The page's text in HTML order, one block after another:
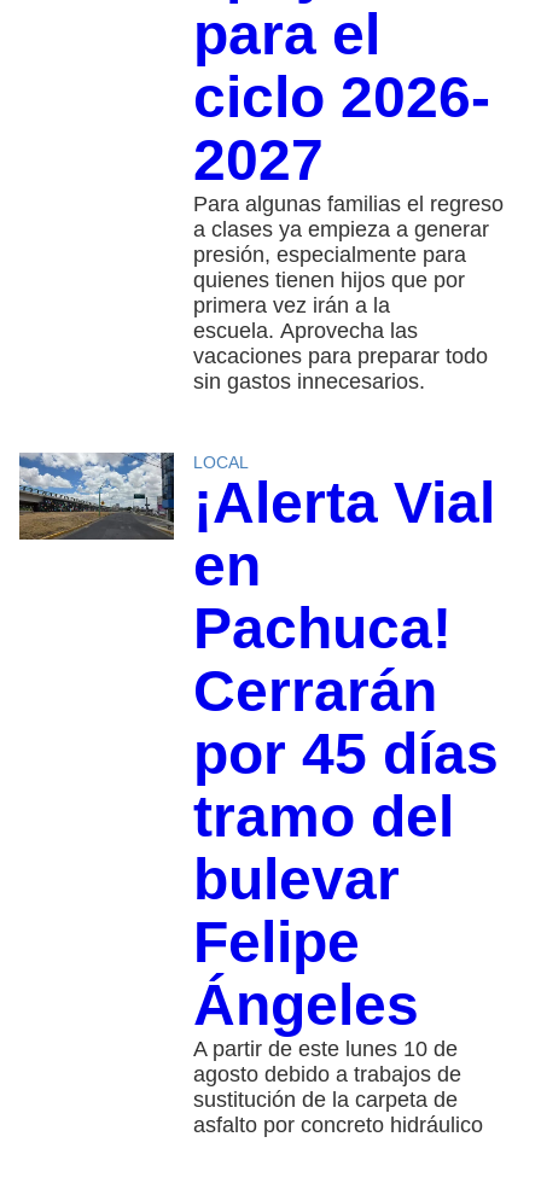
para el
ciclo 2026-
2027
Para algunas familias el regreso
a clases ya empieza a generar
presión, especialmente para
quienes tienen hijos que por
primera vez irán a la
escuela. Aprovecha las
vacaciones para preparar todo
sin gastos innecesarios.
LOCAL
¡Alerta Vial
en
Pachuca!
Cerrarán
por 45 días
tramo del
bulevar
Felipe
Ángeles
A partir de este lunes 10 de
agosto debido a trabajos de
sustitución de la carpeta de
asfalto por concreto hidráulico